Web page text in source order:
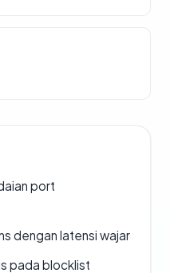
port
dengan latensi wajar
pada blocklist